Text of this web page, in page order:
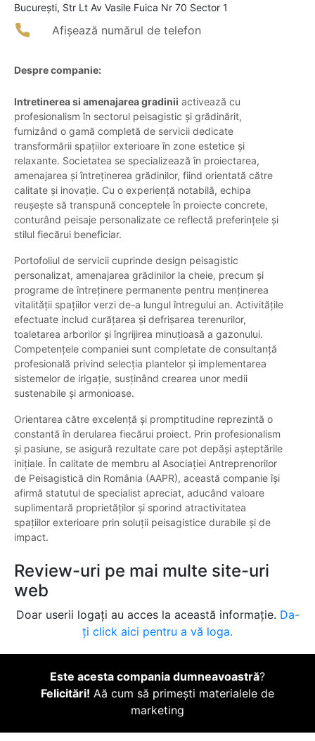
Bucureşti, Str Lt Av Vasile Fuica Nr 70 Sector 1
Afișează numărul de telefon
Despre companie:
Intretinerea si amenajarea gradinii activează cu
profesionalism în sectorul peisagistic și grădinărit,
furnizând o gamă completă de servicii dedicate
transformării spațiilor exterioare în zone estetice și
relaxante. Societatea se specializează în proiectarea,
amenajarea și întreținerea grădinilor, fiind orientată către
calitate și inovație. Cu o experiență notabilă, echipa
reușește să transpună conceptele în proiecte concrete,
conturând peisaje personalizate ce reflectă preferințele și
stilul fiecărui beneficiar.
Portofoliul de servicii cuprinde design peisagistic
personalizat, amenajarea grădinilor la cheie, precum și
programe de întreținere permanente pentru menținerea
vitalității spațiilor verzi de-a lungul întregului an. Activitățile
efectuate includ curățarea și defrișarea terenurilor,
toaletarea arborilor și îngrijirea minuțioasă a gazonului.
Competențele companiei sunt completate de consultanță
profesională privind selecția plantelor și implementarea
sistemelor de irigație, susținând crearea unor medii
sustenabile și armonioase.
Orientarea către excelență și promptitudine reprezintă o
constantă în derularea fiecărui proiect. Prin profesionalism
și pasiune, se asigură rezultate care pot depăși așteptările
inițiale. În calitate de membru al Asociației Antreprenorilor
de Peisagistică din România (AAPR), această companie își
afirmă statutul de specialist apreciat, aducând valoare
suplimentară proprietăților și sporind atractivitatea
spațiilor exterioare prin soluții peisagistice durabile și de
impact.
Review-uri pe mai multe site-uri
web
Doar userii logați au acces la această informație. Da-
ți click aici pentru a vă loga.
Este acesta compania dumneavoastră?
Felicitări! Aă cum să primești materialele de
marketing